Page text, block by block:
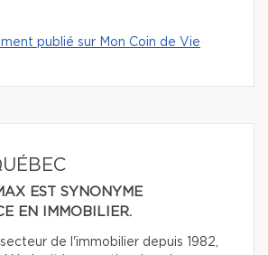
publié sur Mon Coin de Vie
EST SYNONYME
EN IMMOBILIER.
de l'immobilier depuis 1982,